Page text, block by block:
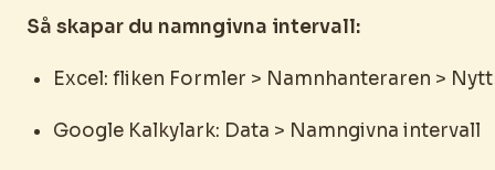
Så skapar du namngivna intervall:
Excel: fliken Formler > Namnhanteraren > Nytt
Google Kalkylark: Data > Namngivna intervall